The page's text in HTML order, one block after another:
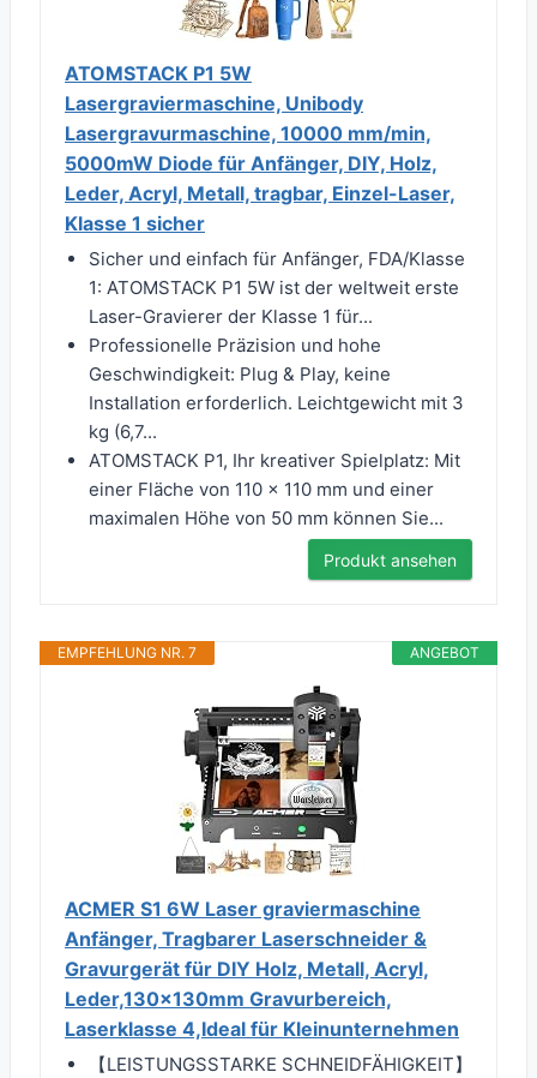
ATOMSTACK P1 5W
Lasergraviermaschine, Unibody
Lasergravurmaschine, 10000 mm/min,
5000mW Diode für Anfänger, DIY, Holz,
Leder, Acryl, Metall, tragbar, Einzel-Laser,
Klasse 1 sicher
Sicher und einfach für Anfänger, FDA/Klasse
1: ATOMSTACK P1 5W ist der weltweit erste
Laser-Gravierer der Klasse 1 für...
Professionelle Präzision und hohe
Geschwindigkeit: Plug & Play, keine
Installation erforderlich. Leichtgewicht mit 3
kg (6,7...
ATOMSTACK P1, Ihr kreativer Spielplatz: Mit
einer Fläche von 110 × 110 mm und einer
maximalen Höhe von 50 mm können Sie...
Produkt ansehen
ANGEBOT
EMPFEHLUNG NR. 7
ACMER S1 6W Laser graviermaschine
Anfänger, Tragbarer Laserschneider &
Gravurgerät für DIY Holz, Metall, Acryl,
Leder,130x130mm Gravurbereich,
Laserklasse 4,Ideal für Kleinunternehmen
【LEISTUNGSSTARKE SCHNEIDFÄHIGKEIT】